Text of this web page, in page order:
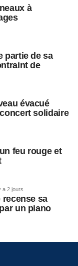
à
partie de sa
de
évacué
solidaire
feu rouge et
a 2 jours
recense sa
un piano